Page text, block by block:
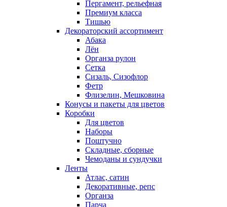
Пергамент, рельефная
Премиум класса
Тишью
Декораторский ассортимент
Абака
Лён
Органза рулон
Сетка
Сизаль, Сизофлор
Фетр
Флизелин, Мешковина
Конусы и пакеты для цветов
Коробки
Для цветов
Наборы
Поштучно
Складные, сборные
Чемоданы и сундучки
Ленты
Атлас, сатин
Декоративные, репс
Органза
Парча